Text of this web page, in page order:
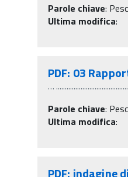
Parole chiave:
Ultima modifica:
PDF: 03
…
Parole chiave:
Ultima modifica:
PDF: indagine